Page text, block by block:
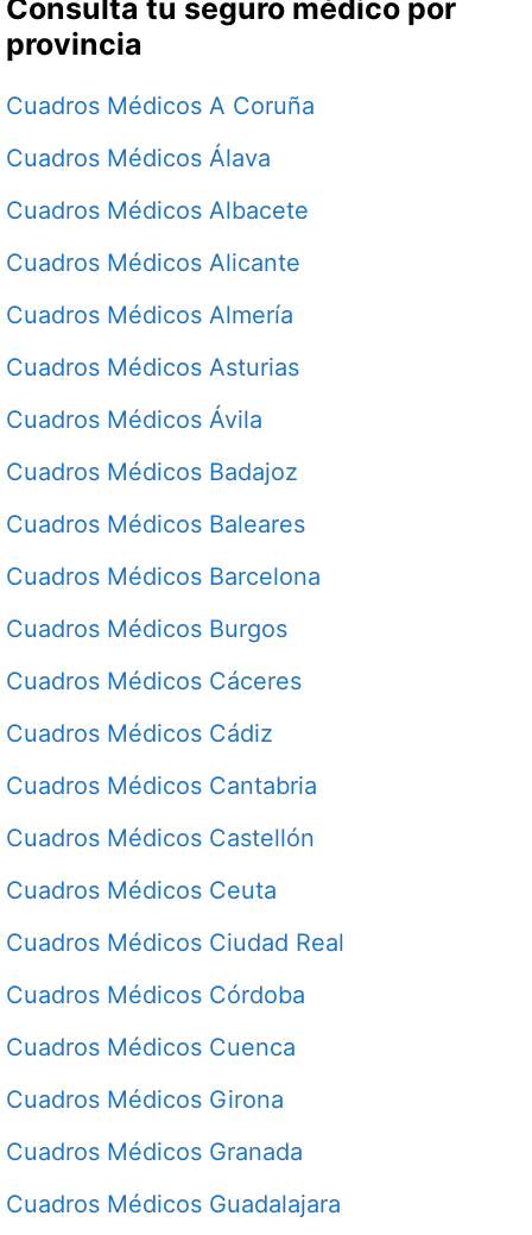
Consulta tu seguro médico por
provincia
Cuadros Médicos A Coruña
Cuadros Médicos Álava
Cuadros Médicos Albacete
Cuadros Médicos Alicante
Cuadros Médicos Almería
Cuadros Médicos Asturias
Cuadros Médicos Ávila
Cuadros Médicos Badajoz
Cuadros Médicos Baleares
Cuadros Médicos Barcelona
Cuadros Médicos Burgos
Cuadros Médicos Cáceres
Cuadros Médicos Cádiz
Cuadros Médicos Cantabria
Cuadros Médicos Castellón
Cuadros Médicos Ceuta
Cuadros Médicos Ciudad Real
Cuadros Médicos Córdoba
Cuadros Médicos Cuenca
Cuadros Médicos Girona
Cuadros Médicos Granada
Cuadros Médicos Guadalajara